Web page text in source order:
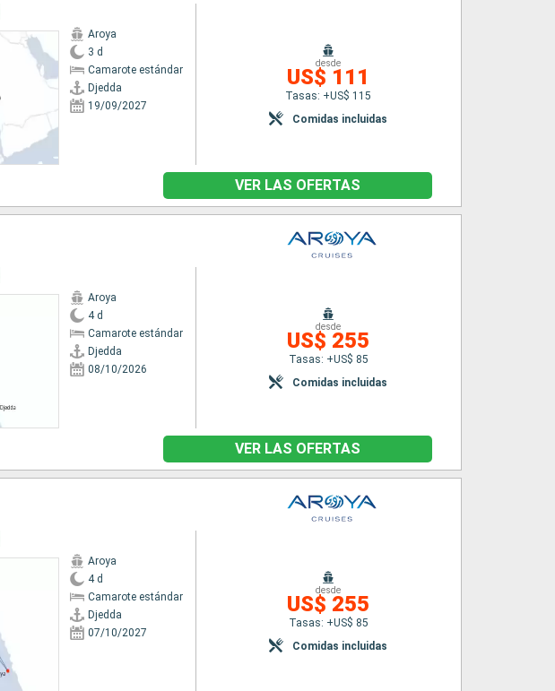
Aroya
3 d
Camarote estándar
Djedda
19/09/2027
desde
US$ 111
Tasas: +US$ 115
Comidas incluidas
VER LAS OFERTAS
Aroya
4 d
Camarote estándar
Djedda
08/10/2026
desde
US$ 255
Tasas: +US$ 85
Comidas incluidas
VER LAS OFERTAS
Aroya
4 d
Camarote estándar
Djedda
07/10/2027
desde
US$ 255
Tasas: +US$ 85
Comidas incluidas